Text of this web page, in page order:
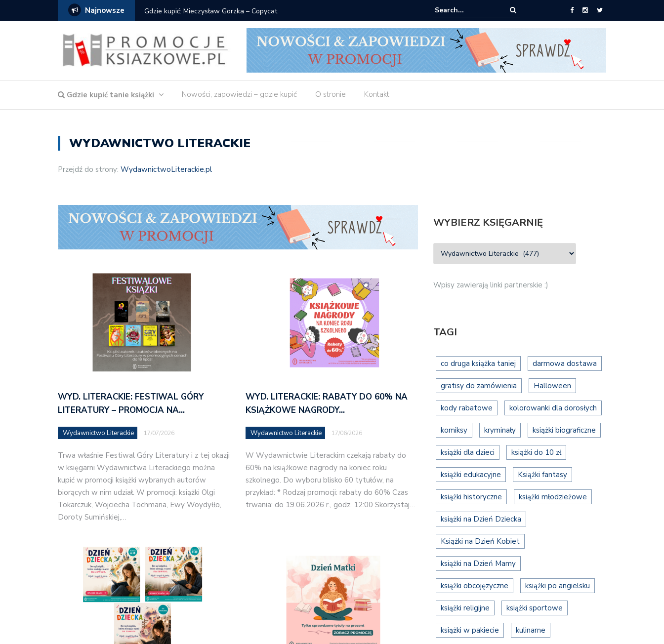
Najnowsze Znak: książki od 2,90 zł do zamówienia Matras: 10 książek za 69 zł
Gdzie kupić tanie książki Nowości, zapowiedzi – gdzie kupić O stronie Kontakt
WYDAWNICTWO LITERACKIE
Przejdź do strony: WydawnictwoLiterackie.pl
WYD. LITERACKIE: FESTIWAL GÓRY
LITERATURY – PROMOCJA NA…
Wydawnictwo Literackie 17/07/2026
Trwa właśnie Festiwal Góry Literatury i z tej okazji
w księgarni Wydawnictwa Literackiego można
kupić w promocji książki wybranych autorów
biorących w nim udział. W promocji: książki Olgi
Tokarczuk, Wojciecha Tochmana, Ewy Woydyłło,
Doroty Sumińskiej,…
WYD. LITERACKIE: RABATY DO 60% NA
KSIĄŻKOWE NAGRODY…
Wydawnictwo Literackie 17/06/2026
W Wydawnictwie Literackim czekają rabaty do
60% na książkowe nagrody na koniec roku
szkolnego. Do wyboru blisko 60 tytułów, na
przykład: * Rodzaj promocji: rabaty do 60% Czas
trwania: do 19.06.2026 r., godz. 12:00 Skorzystaj…
WYBIERZ KSIĘGARNIĘ
Wpisy zawierają linki partnerskie :)
TAGI
co druga książka taniej darmowa dostawa
gratisy do zamówienia Halloween
kody rabatowe kolorowanki dla dorosłych
komiksy kryminały książki biograficzne
książki dla dzieci książki do 10 zł
książki edukacyjne Książki fantasy
książki historyczne książki młodzieżowe
książki na Dzień Dziecka
Książki na Dzień Kobiet
książki na Dzień Mamy
książki obcojęzyczne książki po angielsku
książki religijne książki sportowe
książki w pakiecie kulinarne